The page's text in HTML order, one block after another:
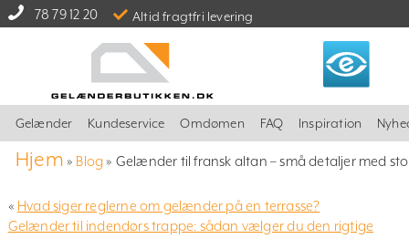
78 79 12 20 Altid fragtfri levering
Gelænder Kundeservice Omdømen FAQ Inspiration
Hjem » Blog » Gelænder til fransk altan – små detaljer med
« Hvad siger reglerne om gelænder på en terrasse?
Gelænder til indendørs trappe: sådan vælger du den rigtige